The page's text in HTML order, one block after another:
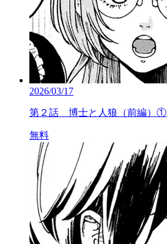
2026/03/17
第２話 博士と人狼（前編）①
無料